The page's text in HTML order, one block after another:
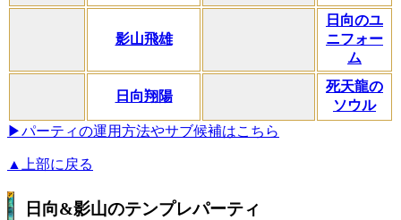
影山飛雄
日向のユ
ニフォー
ム
日向翔陽
死天龍の
ソウル
▶パーティの運用方法やサブ候補はこちら
▲上部に戻る
日向&影山のテンプレパーティ